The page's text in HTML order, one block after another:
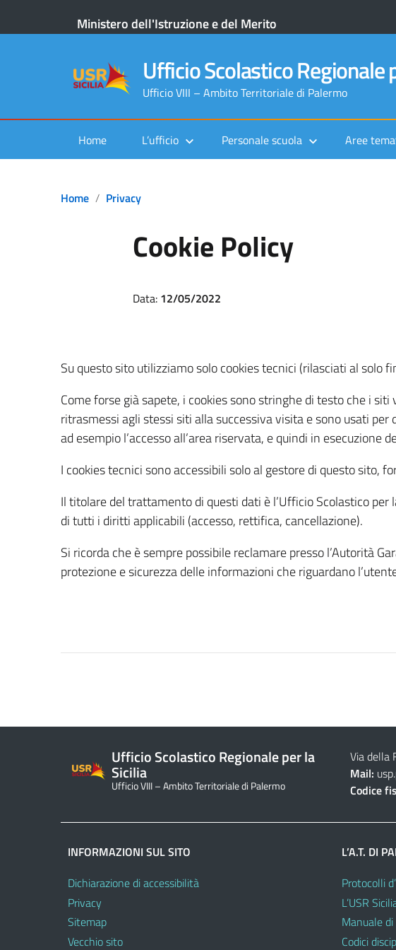
Ministero dell'Istruzione e del Merito
Ufficio Scolastico Regionale
Ufficio VIII – Ambito Territoriale di Palermo
Home L’ufficio Personale scuola Aree
Home Privacy
Cookie Policy
Data: 12/05/2022
Su questo sito utilizziamo solo cookies tecnici (rilasciati al solo
Come forse già sapete, i cookies sono stringhe di testo che i
ritrasmessi agli stessi siti alla successiva visita e sono usati
ad esempio l’accesso all’area riservata, e quindi in
I cookies tecnici sono accessibili solo al gestore di questo sito,
Il titolare del trattamento di questi dati è l’Ufficio Scolastico
di tutti i diritti applicabili (accesso, rettifica, cancellazione).
Si ricorda che è sempre possibile reclamare presso l’Autorità
protezione e sicurezza delle informazioni che riguardano
Ufficio Scolastico Regionale per la
Sicilia
Ufficio VIII – Ambito Territoriale di Palermo
Via della
Mail:
Codice
INFORMAZIONI SUL SITO
Dichiarazione di accessibilità
Privacy
Sitemap
Vecchio sito
L’A.T. DI
Protocolli
L’USR
Manuale
Codici